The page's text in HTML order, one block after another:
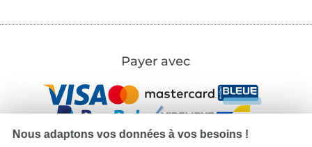
Payer avec
Nous adaptons vos données à vos besoins !